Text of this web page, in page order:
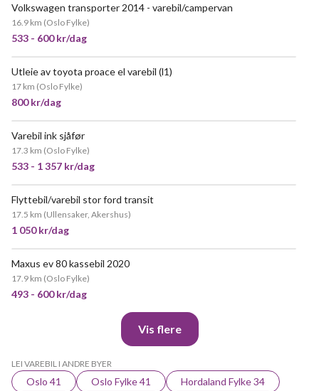
Volkswagen transporter 2014 - varebil/campervan
16.9 km (Oslo Fylke)
533 - 600 kr/dag
Utleie av toyota proace el varebil (l1)
17 km (Oslo Fylke)
800 kr/dag
Varebil ink sjåfør
17.3 km (Oslo Fylke)
533 - 1 357 kr/dag
Flyttebil/varebil stor ford transit
17.5 km (Ullensaker, Akershus)
1 050 kr/dag
Maxus ev 80 kassebil 2020
17.9 km (Oslo Fylke)
493 - 600 kr/dag
Vis flere
LEI VAREBIL I ANDRE BYER
Oslo 41 Oslo Fylke 41
Hordaland Fylke 34